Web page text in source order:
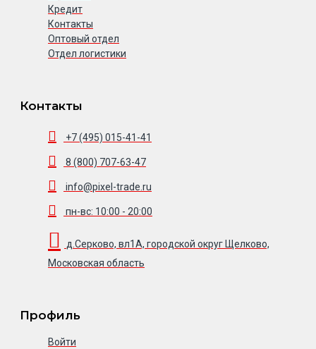
Кредит
Контакты
Оптовый отдел
Отдел логистики
Контакты
+7 (495) 015-41-41
8 (800) 707-63-47
info@pixel-trade.ru
пн-вс: 10:00 - 20:00
д.Серково, вл1А, городской округ Щелково,
Московская область
Профиль
Войти